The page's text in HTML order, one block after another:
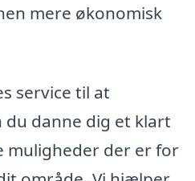
mere økonomisk
service til at
danne dig et klart
muligheder der er for